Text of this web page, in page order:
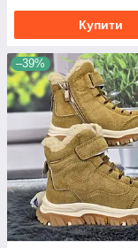
Купити
–39%